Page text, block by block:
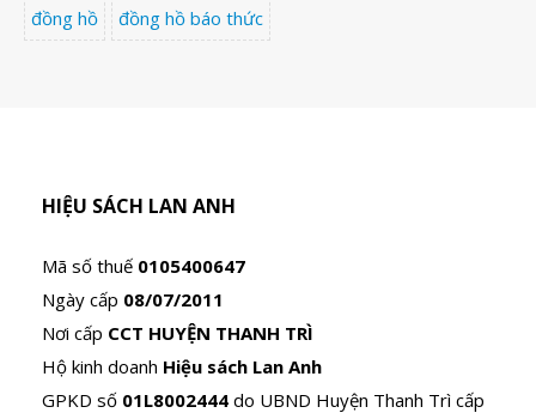
đồng hồ đồng hồ báo thức
HIỆU SÁCH LAN ANH
Mã số thuế 0105400647
Ngày cấp 08/07/2011
Nơi cấp CCT HUYỆN THANH TRÌ
Hộ kinh doanh Hiệu sách Lan Anh
GPKD số 01L8002444 do UBND Huyện Thanh Trì cấp